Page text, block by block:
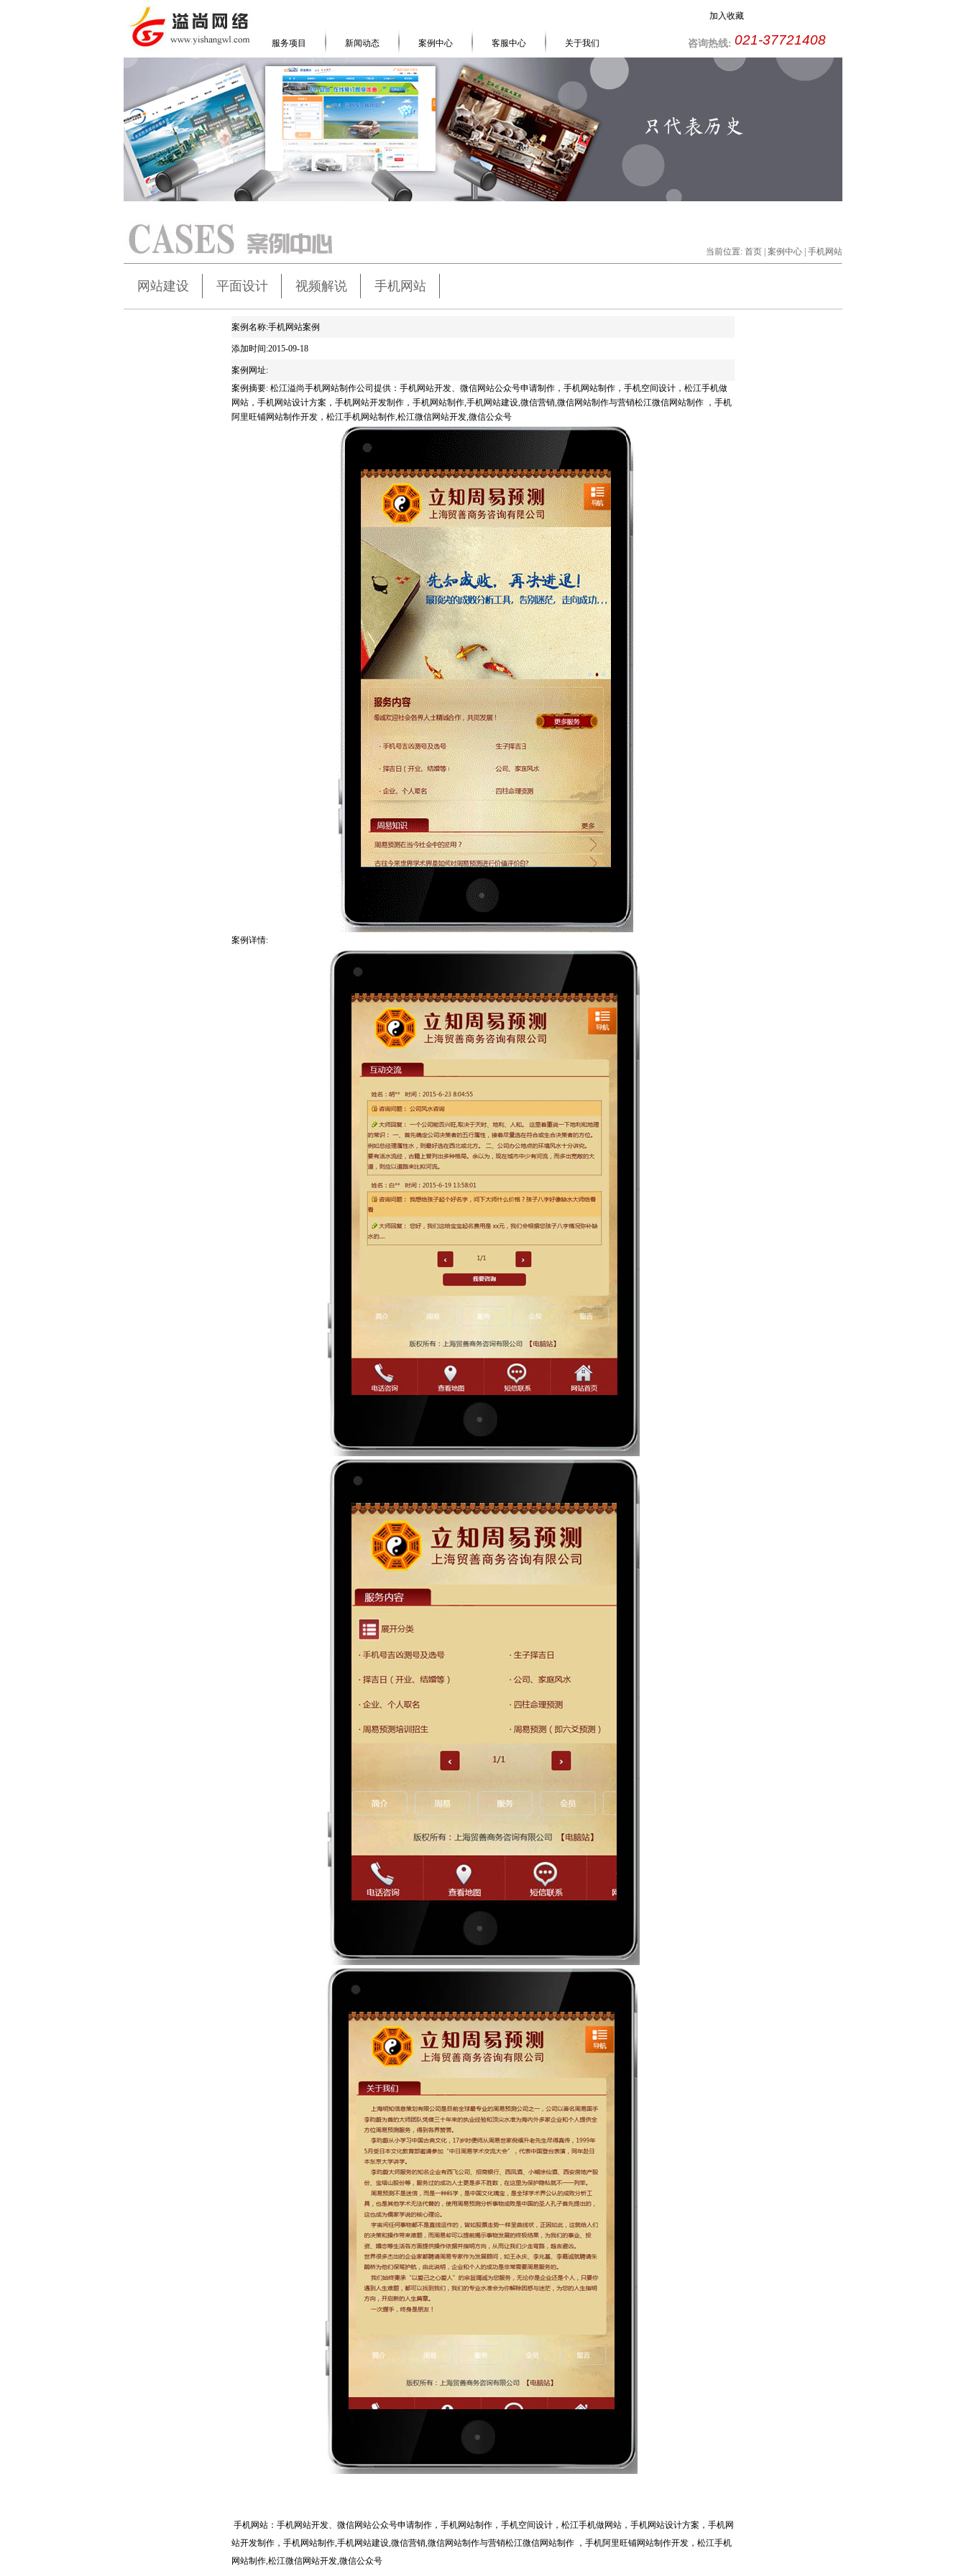
服务项目 新闻动态 案例中心 客服中心 关于我们
加入收藏
咨询热线: 021-37721408
当前位置: 首页 案例中心 | 手机网站
网站建设 平面设计 视频解说 手机网站
案例名称:手机网站案例
添加时间:2015-09-18
案例网址:
案例摘要: 松江溢尚手机网站制作公司提供：手机网站开发、微信网站公众号申请制作，手机网站制作，手机空间设计，松江手机做
网站，手机网站设计方案，手机网站开发制作，手机网站制作,手机网站建设,微信营销,微信网站制作与营销松江微信网站制作 ，手机
阿里旺铺网站制作开发，松江手机网站制作,松江微信网站开发,微信公众号
案例详情:
手机网站：手机网站开发、微信网站公众号申请制作，手机网站制作，手机空间设计，松江手机做网站，手机网站设计方案，手机网
站开发制作，手机网站制作,手机网站建设,微信营销,微信网站制作与营销松江微信网站制作 ，手机阿里旺铺网站制作开发，松江手机
网站制作,松江微信网站开发,微信公众号